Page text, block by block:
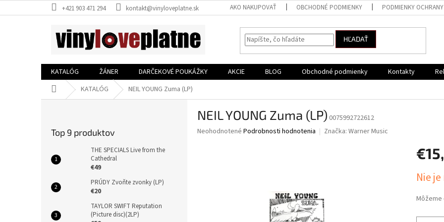
na
+421 903 471 294 kontakt@vinyloveplatne.sk AKO NAKUPOVAŤ OBCHODNÉ PODMIENKY PODMIENKY OCHRANY
HĽADAŤ
KATALÓG ŽÁNER DARČEKOVÉ POUKÁŽKY AKCIE BLOG Obchodné podmienky Kontakty
DomovKATALÓG NEIL YOUNG Zuma (LP)
Top 9 produktov
THE SPECIALS Live from the
Cathedral
€49
PRÚDY Zvoňte zvonky (LP)
€20
TAYLOR SWIFT Reputation
(Picture disc)(2LP)
NEIL YOUNG Zuma (LP) 0075992722612
Priemerné
Neohodnotené Podrobnosti hodnotenia Značka: Warner Music
cena:
Nie